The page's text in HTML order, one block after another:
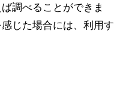
調べることができま
じた場合には、利用す